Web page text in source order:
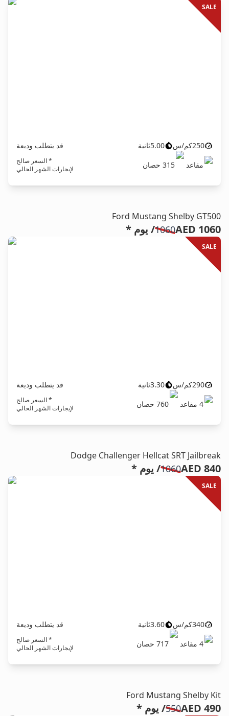
SALE
250كم/س 5.00ثانية
قد يتطلب وديعة
مقاعد
315 حصان
* السعر صالح
لإيجارات الشهر الحالي
Ford Mustang Shelby GT500
AED 1060
1060/ يوم *
SALE
290كم/س 3.30ثانية
قد يتطلب وديعة
4 مقاعد 760 حصان
* السعر صالح
لإيجارات الشهر الحالي
Dodge Challenger Hellcat SRT Jailbreak
AED 840
1060/ يوم *
SALE
340كم/س 3.60ثانية
قد يتطلب وديعة
4 مقاعد 717 حصان
* السعر صالح
لإيجارات الشهر الحالي
Ford Mustang Shelby Kit
AED 490
550/ يوم *